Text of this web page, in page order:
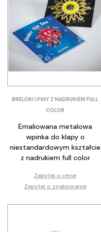
BRELOKI I PINY Z NADRUKIEM FULL
COLOR
Emaliowana metalowa
wpinka do klapy o
niestandardowym kształcie
z nadrukiem full color
Zapytaj o cenę
Zapytaj o znakowanie